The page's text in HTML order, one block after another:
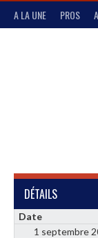
A LA UNE PROS
DÉTAILS
Date
1 septembre